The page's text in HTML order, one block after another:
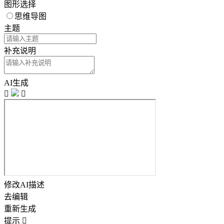
图形选择
思维导图
主题
补充说明
AI生成


修改AI描述
去编辑
重新生成
提示 